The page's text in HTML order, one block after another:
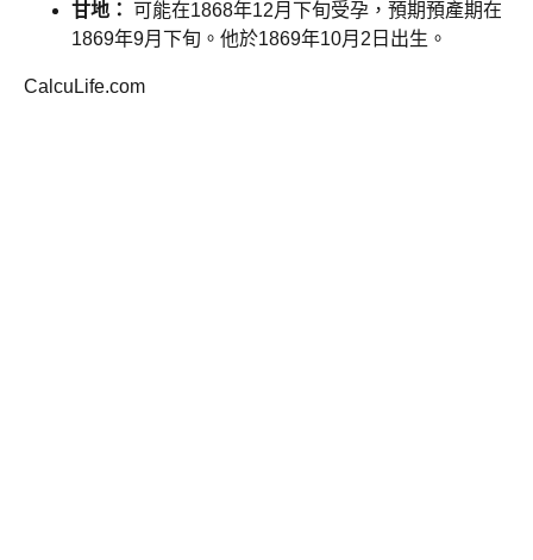
甘地： 可能在1868年12月下旬受孕，預期預產期在
1869年9月下旬。他於1869年10月2日出生。
CalcuLife.com